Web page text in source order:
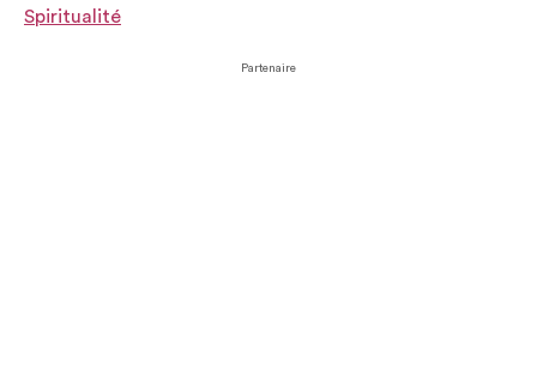
Spiritualité
Partenaire